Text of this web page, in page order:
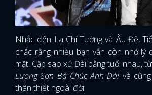
Nhắc đến La Chí Tường và Âu Đệ,
chắc rằng nhiều bạn vẫn còn nhớ
mặt. Cặp sao xứ Đài bằng tuổi nhau,
Lương Sơn Bá Chúc Anh Đài và
thân thiết ngoài đời.